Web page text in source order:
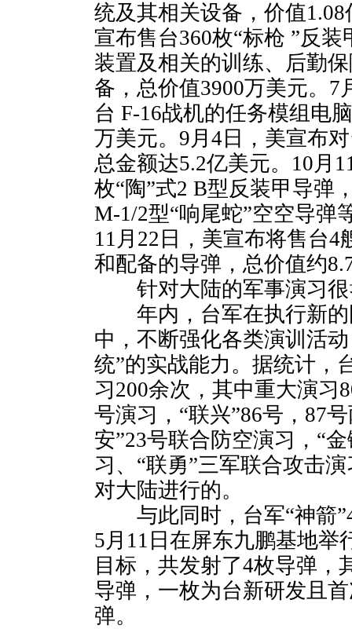
统及其相关设备，价值
宣布售台360枚“标枪 ”反
装置及相关的训练、后勤
备，总价值3900万美元。7
台 F-16战机的任务模组电
万美元。9月4日，美宣布
总金额达5.2亿美元。10月
枚“陶”式2 B型反装甲导弹
M-1/2型“响尾蛇”空空导弹
11月22日，美宣布将售台4
和配备的导弹，总价值约
针对大陆的军事演习很
年内，台军在执行新的
中，不断强化各类演训活
统”的实战能力。据统计，
习200余次，其中重大演习
号演习，“联兴”86号，87
安”23号联合防空演习，“
习、“联勇”三军联合攻击
对大陆进行的。
与此同时，台军“神箭
5月11日在屏东九鹏基地举
目标，共发射了4枚导弹，
导弹，一枚为台新研发且
弹。